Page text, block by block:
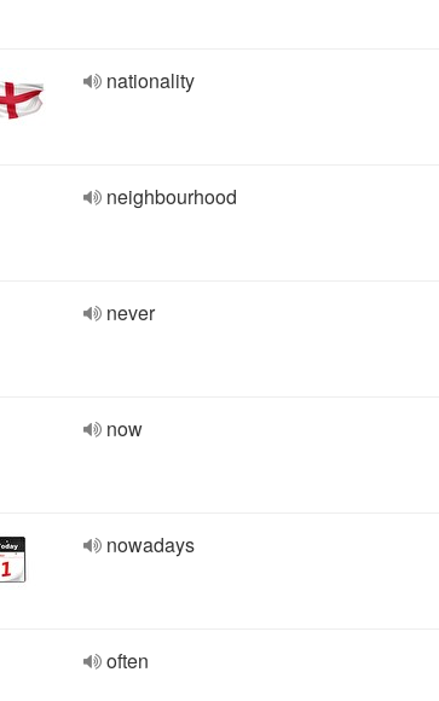
nationality
neighbourhood
never
now
nowadays
often